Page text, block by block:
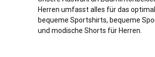
Herren umfasst alles für das
bequeme Sportshirts, bequeme
und modische Shorts für Herren.